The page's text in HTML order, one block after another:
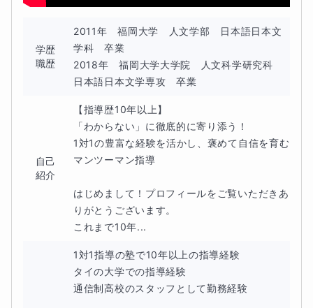
れる回数を増やし、少しずつ自信につなげていきます。
生徒様に、やさしく丁寧に寄り添いながら、一人ひとりに
合わせてサポートするコースです。
学歴
職歴
2011年　福岡大学　人文学部　日本語日本文
学科　卒業
2018年　福岡大学大学院　人文科学研究科
日本語日本文学専攻　卒業
自己
紹介
【指導歴10年以上】
「わからない」に徹底的に寄り添う！
1対1の豊富な経験を活かし、褒めて自信を育む
マンツーマン指導
はじめまして！プロフィールをご覧いただきあ
りがとうございます。
これまで10年...
1対1指導の塾で10年以上の指導経験
タイの大学での指導経験
通信制高校のスタッフとして勤務経験